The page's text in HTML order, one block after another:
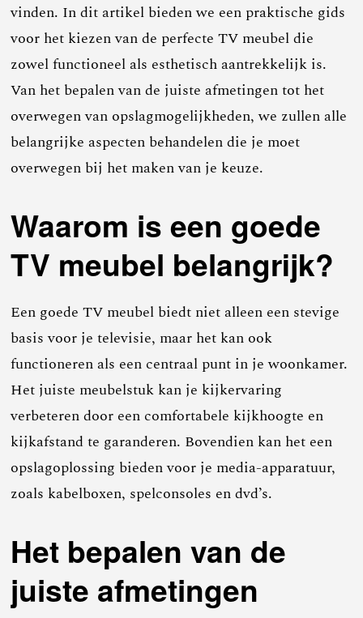
vinden. In dit artikel bieden we een praktische gids
voor het kiezen van de perfecte TV meubel die
zowel functioneel als esthetisch aantrekkelijk is.
Van het bepalen van de juiste afmetingen tot het
overwegen van opslagmogelijkheden, we zullen alle
belangrijke aspecten behandelen die je moet
overwegen bij het maken van je keuze.
Waarom is een goede
TV meubel belangrijk?
Een goede TV meubel biedt niet alleen een stevige
basis voor je televisie, maar het kan ook
functioneren als een centraal punt in je woonkamer.
Het juiste meubelstuk kan je kijkervaring
verbeteren door een comfortabele kijkhoogte en
kijkafstand te garanderen. Bovendien kan het een
opslagoplossing bieden voor je media-apparatuur,
zoals kabelboxen, spelconsoles en dvd’s.
Het bepalen van de
juiste afmetingen